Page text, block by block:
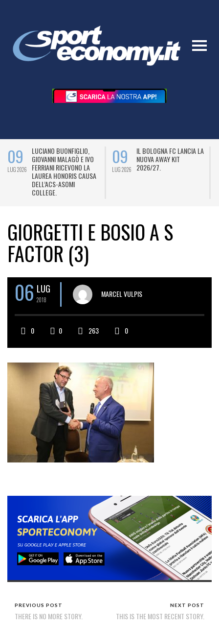
09
LUG 2026
LUCIANO BUONFIGLIO,
GIOVANNI MALAGÒ E IVO
FERRIANI RICEVONO LA
LAUREA HONORIS CAUSA
DELL’ACS-ASOMI
COLLEGE.
09
LUG 2026
IL BOLOGNA FC LANCIA LA
NUOVA AWAY KIT
2026/27.
GIORGETTI E BOSIO A S
FACTOR (3)
06 LUG
2018
MARCEL VULPIS
0 0 263 0
PREVIOUS POST
THERE IS NO MORE STORY.
NEXT POST
THIS IS THE MOST RECENT STORY.